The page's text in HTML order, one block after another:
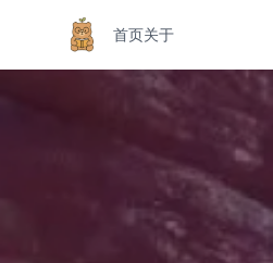
首页关于